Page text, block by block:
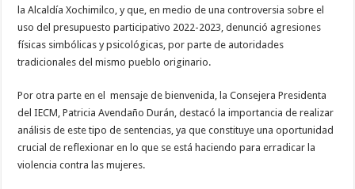
la Alcaldía Xochimilco, y que, en medio de una controversia sobre el
uso del presupuesto participativo 2022-2023, denunció agresiones
físicas simbólicas y psicológicas, por parte de autoridades
tradicionales del mismo pueblo originario.
Por otra parte en el mensaje de bienvenida, la Consejera Presidenta
del IECM, Patricia Avendaño Durán, destacó la importancia de realizar
análisis de este tipo de sentencias, ya que constituye una oportunidad
crucial de reflexionar en lo que se está haciendo para erradicar la
violencia contra las mujeres.